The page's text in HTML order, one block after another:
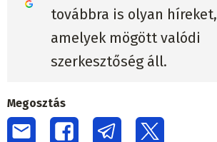
továbbra is olyan híreket,
amelyek mögött valódi
szerkesztőség áll.
Megosztás